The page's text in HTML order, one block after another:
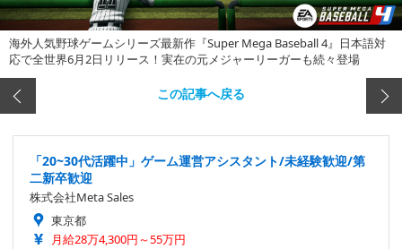
海外人気野球ゲームシリーズ最新作『Super Mega Baseball 4』日本語対
応で全世界6月2日リリース！実在の元メジャーリーガーも続々登場
この記事へ戻る
「20~30代活躍中」ゲーム運営アシスタント/未経験歓迎/第
二新卒歓迎
株式会社Meta Sales
東京都
月給28万4,300円～55万円